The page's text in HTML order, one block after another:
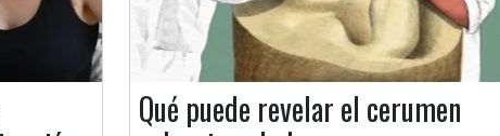
Qué puede revelar el cerumen